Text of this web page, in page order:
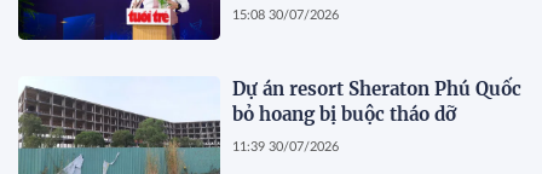
15:08 30/07/2026
Dự án resort Sheraton Phú Quốc
bỏ hoang bị buộc tháo dỡ
11:39 30/07/2026